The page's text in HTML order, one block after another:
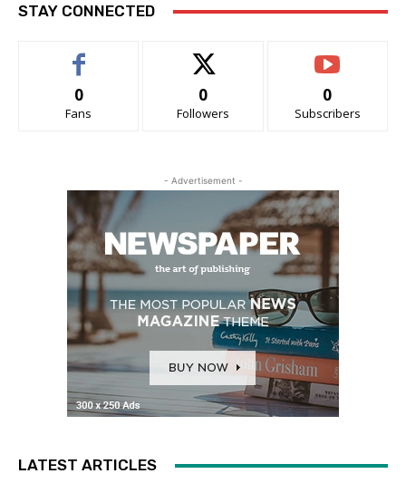
STAY CONNECTED
0
Fans
0
Followers
0
Subscribers
- Advertisement -
LATEST ARTICLES